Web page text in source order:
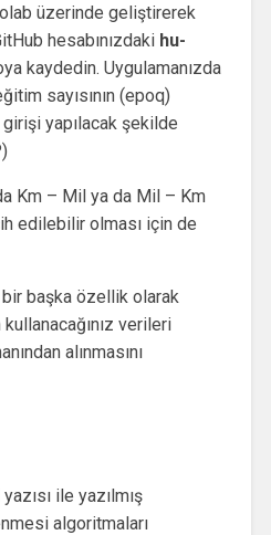
üzerinde geliştirerek
hesabınızdaki hu-
kaydedin. Uygulamanızda
sayısının (epoq)
yapılacak şekilde
Km – Mil ya da Mil – Km
edilebilir olması için de
başka özellik olarak
verileri
alınmasını
ile yazılmış
algoritmaları